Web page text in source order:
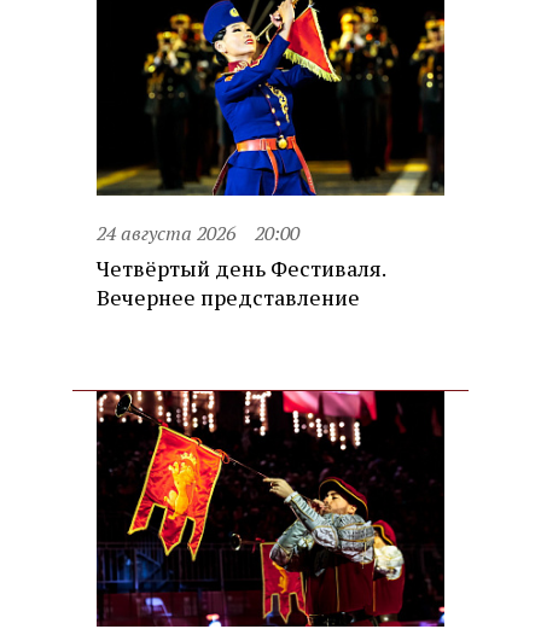
24 августа 2026 20:00
Четвёртый день Фестиваля.
Вечернее представление